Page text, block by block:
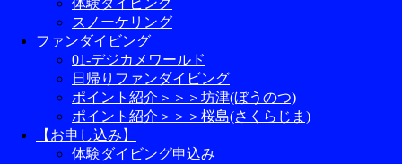
体験ダイビング
スノーケリング
ファンダイビング
01-デジカメワールド
日帰りファンダイビング
ポイント紹介＞＞＞坊津(ぼうのつ)
ポイント紹介＞＞＞桜島(さくらじま)
【お申し込み】
体験ダイビング申込み